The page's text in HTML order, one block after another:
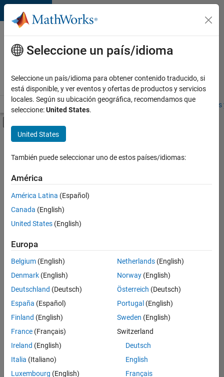
Saltar al contenido
Ofertas
de
empleo
MathWorks
Visión general Búsqueda de empleo Oficinas locales
Contenido principal
FILTRADO POR
Release Engineering
Industry Marketing
Ordenar por
Guardar
empleos
seleccionados
No se
han
traducido
todos
los
empleos.
Busque
por
Seleccione un país/idioma
Seleccione un país/idioma para obtener contenido traducido, si
está disponible, y ver eventos y ofertas de productos y servicios
locales. Según su ubicación geográfica, recomendamos que
seleccione:United States.
United States
También puede seleccionar uno de estos países/idiomas:
América
América Latina (Español)
Canada (English)
United States (English)
Europa
Belgium (English)
Denmark (English)
Deutschland (Deutsch)
España (Español)
Finland (English)
France (Français)
Ireland (English)
Italia (Italiano)
Luxembourg (English)
Netherlands(English)
Norway(English)
Österreich (Deutsch)
Portugal (English)
Sweden (English)
Switzerland
Deutsch
English
Français